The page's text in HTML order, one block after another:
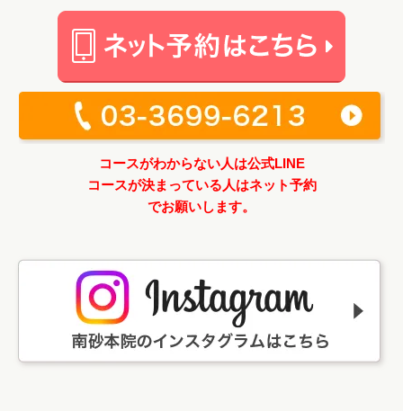
コースがわからない人は公式LINE
コースが決まっている人はネット予約
でお願いします。